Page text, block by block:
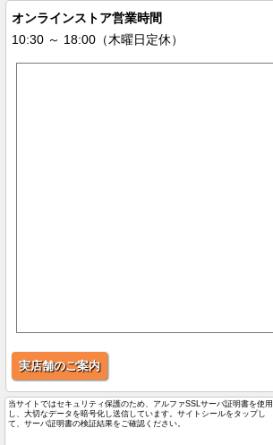
オンラインストア営業時間
10:30 ～ 18:00（木曜日定休）
実店舗のご案内
当サイトではセキュリティ保護のため、アルファSSLサーバ証明書を使用
し、大切なデータを暗号化し送信しています。サイトシールをタップし
て、サーバ証明書の検証結果をご確認ください。